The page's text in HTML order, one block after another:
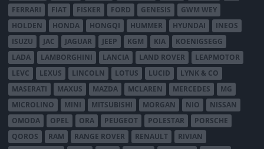
FERRARI
FIAT FISKER FORD GENESIS
GWM WEY
HOLDEN
HONDA HONGQI HUMMER HYUNDAI
INEOS
ISUZU
JAC JAGUAR JEEP KGM KIA
KOENIGSEGG
LADA
LAMBORGHINI LANCIA LAND ROVER
LEAPMOTOR
LEVC
LEXUS LINCOLN LOTUS LUCID
LYNK & CO
MASERATI
MAXUS MAZDA MCLAREN MERCEDES
MG
MICROLINO
MINI MITSUBISHI MORGAN NIO
NISSAN
OMODA
OPEL ORA PEUGEOT POLESTAR
PORSCHE
QOROS
RAM RANGE ROVER RENAULT
RIVIAN